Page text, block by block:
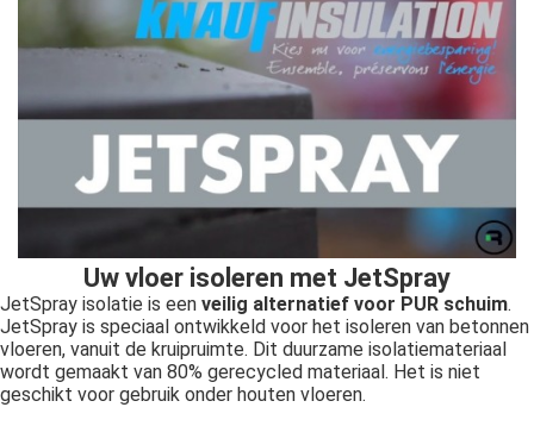
Uw vloer isoleren met JetSpray
JetSpray isolatie is een veilig alternatief voor PUR schuim.
JetSpray is speciaal ontwikkeld voor het isoleren van betonnen
vloeren, vanuit de kruipruimte. Dit duurzame isolatiemateriaal
wordt gemaakt van 80% gerecycled materiaal. Het is niet
geschikt voor gebruik onder houten vloeren.